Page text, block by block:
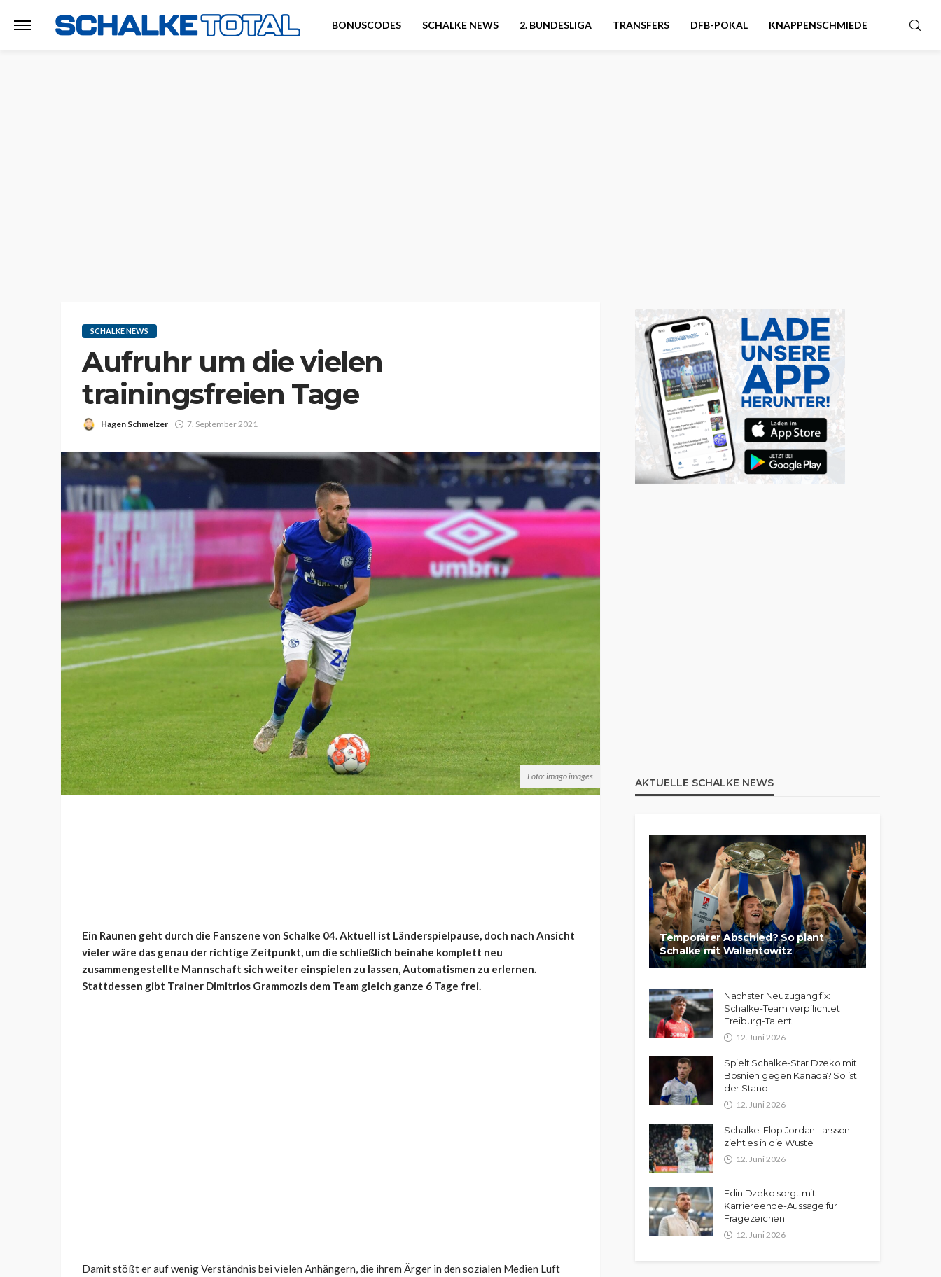
BONUSCODES SCHALKE NEWS 2. BUNDESLIGA TRANSFERS DFB-POKAL KNAPPENSCHMIEDE
SCHALKE NEWS
Aufruhr um die vielen
trainingsfreien Tage
Hagen Schmelzer 7. September 2021
Foto: imago images
Ein Raunen geht durch die Fanszene von Schalke 04. Aktuell ist Länderspielpause, doch nach Ansicht
vieler wäre das genau der richtige Zeitpunkt, um die schließlich beinahe komplett neu
zusammengestellte Mannschaft sich weiter einspielen zu lassen, Automatismen zu erlernen.
Stattdessen gibt Trainer Dimitrios Grammozis dem Team gleich ganze 6 Tage frei.
Damit stößt er auf wenig Verständnis bei vielen Anhängern, die ihrem Ärger in den sozialen Medien Luft
AKTUELLE SCHALKE NEWS
Temporärer Abschied? So plant
Schalke mit Wallentowitz
Nächster Neuzugang fix:
Schalke-Team verpflichtet
Freiburg-Talent
12. Juni 2026
Spielt Schalke-Star Dzeko mit
Bosnien gegen Kanada? So ist
der Stand
12. Juni 2026
Schalke-Flop Jordan Larsson
zieht es in die Wüste
12. Juni 2026
Edin Dzeko sorgt mit
Karriereende-Aussage für
Fragezeichen
12. Juni 2026